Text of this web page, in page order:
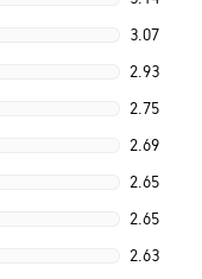
3.07
2.93
2.75
2.69
2.65
2.65
2.63